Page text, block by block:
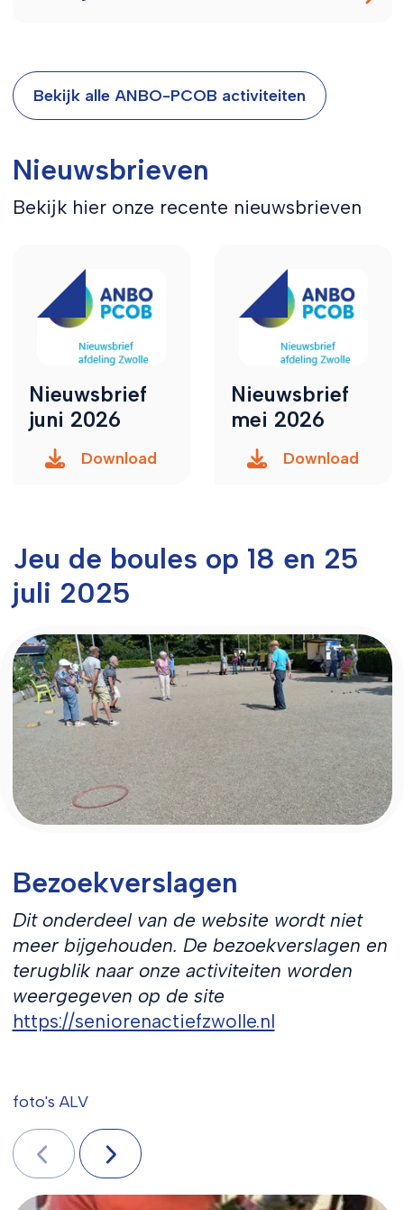
Bekijk alle ANBO-PCOB activiteiten
Nieuwsbrieven
Bekijk hier onze recente nieuwsbrieven
Nieuwsbrief
juni 2026
Download
Nieuwsbrief
mei 2026
Download
Jeu de boules op 18 en 25
juli 2025
Bezoekverslagen
Dit onderdeel van de website wordt niet
meer bijgehouden. De bezoekverslagen en
terugblik naar onze activiteiten worden
weergegeven op de site
https://seniorenactiefzwolle.nl
foto's ALV